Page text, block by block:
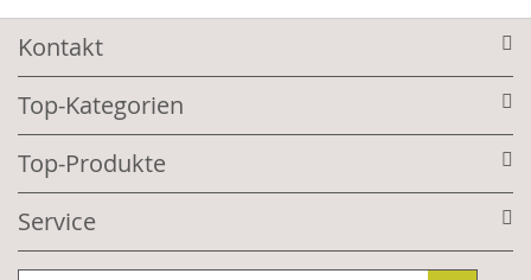
Kontakt
Top-Kategorien
Top-Produkte
Service